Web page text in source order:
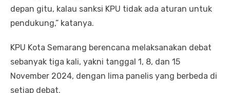
depan gitu, kalau sanksi KPU tidak ada aturan untuk
pendukung,” katanya.
KPU Kota Semarang berencana melaksanakan debat
sebanyak tiga kali, yakni tanggal 1, 8, dan 15
November 2024, dengan lima panelis yang berbeda di
setiap debat.